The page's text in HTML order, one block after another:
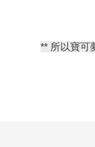
** 所以寶可